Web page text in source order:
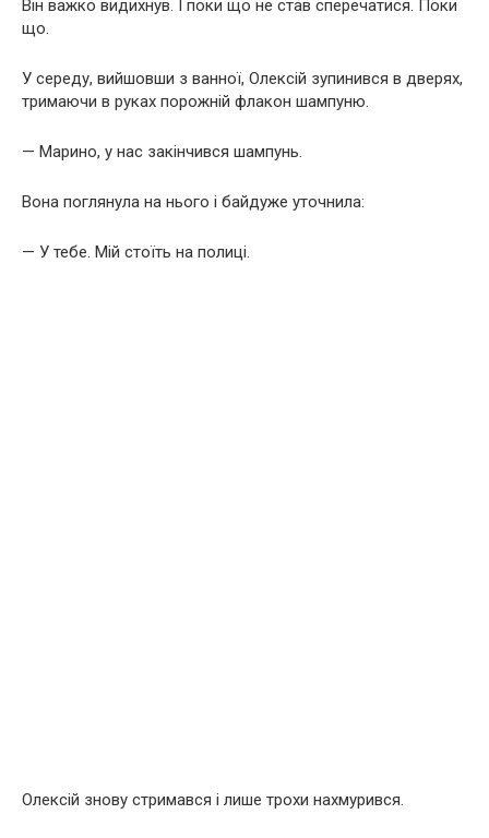
Він важко видихнув. І поки що не став сперечатися. Поки
що.
У середу, вийшовши з ванної, Олексій зупинився в дверях,
тримаючи в руках порожній флакон шампуню.
— Марино, у нас закінчився шампунь.
Вона поглянула на нього і байдуже уточнила:
— У тебе. Мій стоїть на полиці.
Олексій знову стримався і лише трохи нахмурився.